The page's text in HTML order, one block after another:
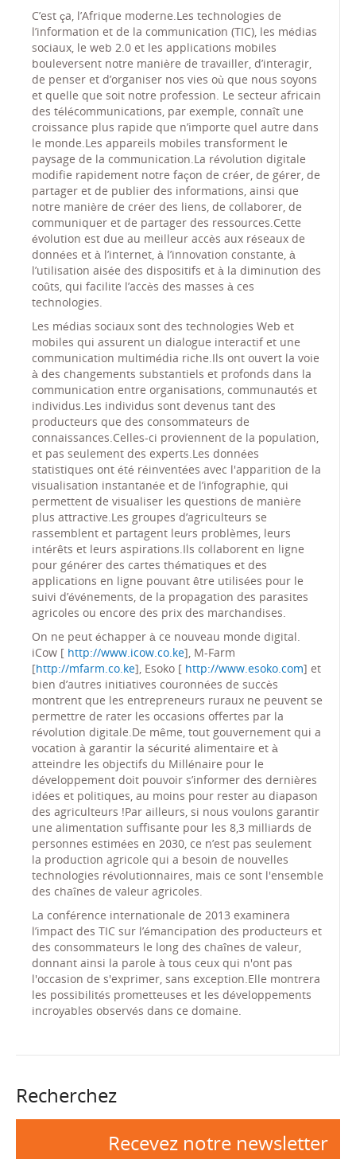
C’est ça, l’Afrique moderne.Les technologies de
l’information et de la communication (TIC), les médias
sociaux, le web 2.0 et les applications mobiles
bouleversent notre manière de travailler, d’interagir,
de penser et d’organiser nos vies où que nous soyons
et quelle que soit notre profession. Le secteur africain
des télécommunications, par exemple, connaît une
croissance plus rapide que n’importe quel autre dans
le monde.Les appareils mobiles transforment le
paysage de la communication.La révolution digitale
modifie rapidement notre façon de créer, de gérer, de
partager et de publier des informations, ainsi que
notre manière de créer des liens, de collaborer, de
communiquer et de partager des ressources.Cette
évolution est due au meilleur accès aux réseaux de
données et à l’internet, à l’innovation constante, à
l’utilisation aisée des dispositifs et à la diminution des
coûts, qui facilite l’accès des masses à ces
technologies.
Les médias sociaux sont des technologies Web et
mobiles qui assurent un dialogue interactif et une
communication multimédia riche.Ils ont ouvert la voie
à des changements substantiels et profonds dans la
communication entre organisations, communautés et
individus.Les individus sont devenus tant des
producteurs que des consommateurs de
connaissances.Celles-ci proviennent de la population,
et pas seulement des experts.Les données
statistiques ont été réinventées avec l'apparition de la
visualisation instantanée et de l’infographie, qui
permettent de visualiser les questions de manière
plus attractive.Les groupes d’agriculteurs se
rassemblent et partagent leurs problèmes, leurs
intérêts et leurs aspirations.Ils collaborent en ligne
pour générer des cartes thématiques et des
applications en ligne pouvant être utilisées pour le
suivi d’événements, de la propagation des parasites
agricoles ou encore des prix des marchandises.
On ne peut échapper à ce nouveau monde digital.
iCow [ http://www.icow.co.ke], M-Farm
[http://mfarm.co.ke], Esoko [ http://www.esoko.com] et
bien d’autres initiatives couronnées de succès
montrent que les entrepreneurs ruraux ne peuvent se
permettre de rater les occasions offertes par la
révolution digitale.De même, tout gouvernement qui a
vocation à garantir la sécurité alimentaire et à
atteindre les objectifs du Millénaire pour le
développement doit pouvoir s’informer des dernières
idées et politiques, au moins pour rester au diapason
des agriculteurs !Par ailleurs, si nous voulons garantir
une alimentation suffisante pour les 8,3 milliards de
personnes estimées en 2030, ce n’est pas seulement
la production agricole qui a besoin de nouvelles
technologies révolutionnaires, mais ce sont l'ensemble
des chaînes de valeur agricoles.
La conférence internationale de 2013 examinera
l’impact des TIC sur l’émancipation des producteurs et
des consommateurs le long des chaînes de valeur,
donnant ainsi la parole à tous ceux qui n'ont pas
l'occasion de s'exprimer, sans exception.Elle montrera
les possibilités prometteuses et les développements
incroyables observés dans ce domaine.
Recherchez
Recevez notre newsletter